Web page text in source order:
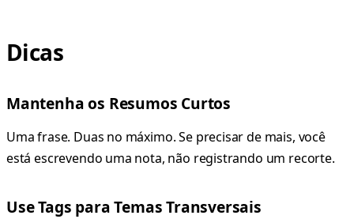
Dicas
Mantenha os Resumos Curtos
Uma frase. Duas no máximo. Se precisar de mais, você
está escrevendo uma nota, não registrando um recorte.
Use Tags para Temas Transversais